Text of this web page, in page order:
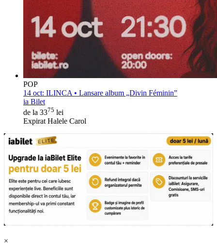
POP
14 oct: ILINCA • Lansare album „Divin Féminin”
ia Bilet
de la 3375 lei
Expirat Halele Carol
×